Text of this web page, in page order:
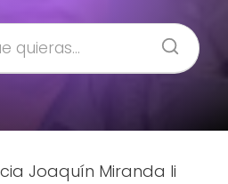
Joaquín Miranda Ii